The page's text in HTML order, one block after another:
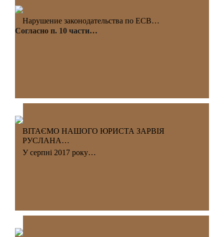
Нарушение законодательства по ЕСВ…
Согласно п. 10 части…
ВІТАЄМО НАШОГО ЮРИСТА ЗАРВІЯ
РУСЛАНА…
У серпні 2017 року…